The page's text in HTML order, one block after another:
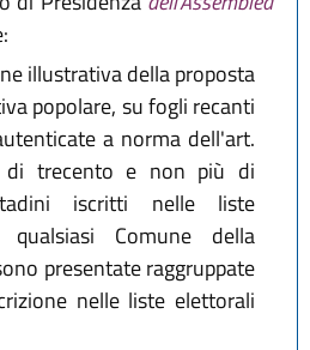
illustrativa della proposta
popolare, su fogli recanti
a norma dell'art.
trecento e non più di
iscritti nelle liste
Comune della
presentate raggruppate
nelle liste elettorali